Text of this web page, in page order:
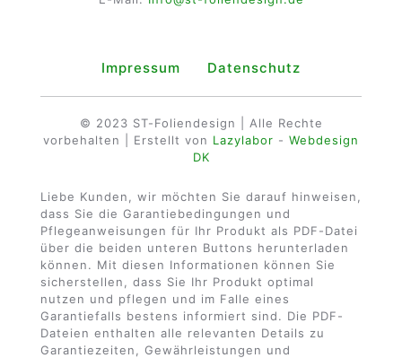
Impressum Datenschutz
© 2023 ST-Foliendesign | Alle Rechte
vorbehalten | Erstellt von Lazylabor - Webdesign
DK
Liebe Kunden, wir möchten Sie darauf hinweisen,
dass Sie die Garantiebedingungen und
Pflegeanweisungen für Ihr Produkt als PDF-Datei
über die beiden unteren Buttons herunterladen
können. Mit diesen Informationen können Sie
sicherstellen, dass Sie Ihr Produkt optimal
nutzen und pflegen und im Falle eines
Garantiefalls bestens informiert sind. Die PDF-
Dateien enthalten alle relevanten Details zu
Garantiezeiten, Gewährleistungen und